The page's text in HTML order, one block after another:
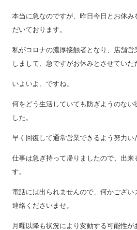
本当に急なのですが、昨日今日とお休み
だいております。
私がコロナの濃厚接触者となり、店舗営
しまして、急ですがお休みとさせていた
いよいよ、ですね。
何をどう生活していても防ぎようのない
した。
早く回復して通常営業できるよう努力い
仕事は急ぎ持って帰りましたので、出来
す。
電話には出られませんので、何かござい
連絡くださいませ。
月曜以降も状況により変動する可能性が